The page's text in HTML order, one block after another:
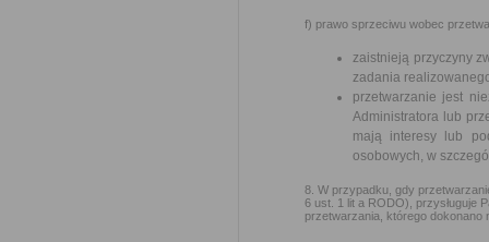
f) prawo sprzeciwu wobec
zaistnieją przyczyny
zadania
przetwarzanie jest
Administratora lub
mają interesy lub
osobowych, w
8. W przypadku, gdy
6 ust. 1 lit a RODO), przysługuje
przetwarzania, którego dokonano